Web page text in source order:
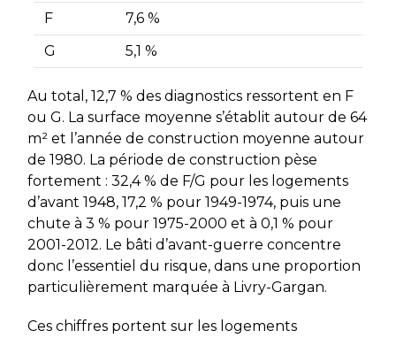
F
7,6 %
G
5,1 %
Au total, 12,7 % des diagnostics ressortent en F
ou G. La surface moyenne s’établit autour de 64
m² et l’année de construction moyenne autour
de 1980. La période de construction pèse
fortement : 32,4 % de F/G pour les logements
d’avant 1948, 17,2 % pour 1949-1974, puis une
chute à 3 % pour 1975-2000 et à 0,1 % pour
2001-2012. Le bâti d’avant-guerre concentre
donc l’essentiel du risque, dans une proportion
particulièrement marquée à Livry-Gargan.
Ces chiffres portent sur les logements